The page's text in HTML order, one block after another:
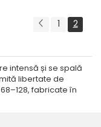
1 2
intensă și se spală
libertate de
fabricate în